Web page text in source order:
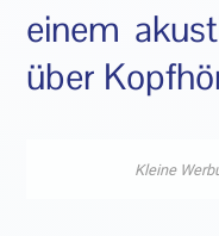
einem
über